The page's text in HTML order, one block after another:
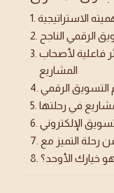
الاستراتيجية
الرقمي الناجح
فاعلية لأصحاب
المشاريع
التسويق الرقمي
في رحلتها
الإلكتروني
هو خيارك الأوحد؟